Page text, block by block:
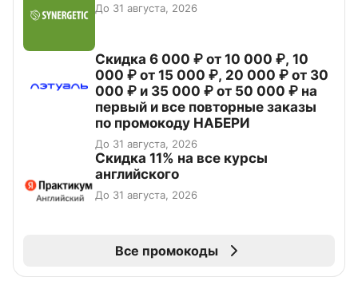
До 31 августа, 2026
Скидка 6 000 ₽ от 10 000 ₽, 10
000 ₽ от 15 000 ₽, 20 000 ₽ от 30
000 ₽ и 35 000 ₽ от 50 000 ₽ на
первый и все повторные заказы
по промокоду НАБЕРИ
До 31 августа, 2026
Скидка 11% на все курсы
английского
До 31 августа, 2026
Все промокоды